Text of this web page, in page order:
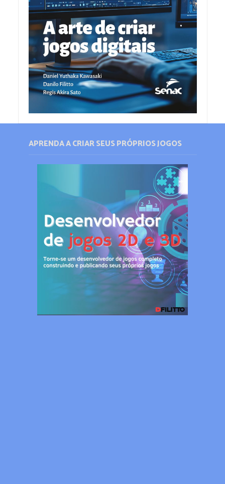
APRENDA A CRIAR SEUS PRÓPRIOS JOGOS